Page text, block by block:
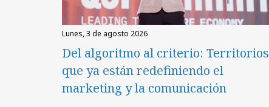
lunes, 3 de agosto 2026
Del algoritmo al criterio: Territorios
que ya están redefiniendo el
marketing y la comunicación